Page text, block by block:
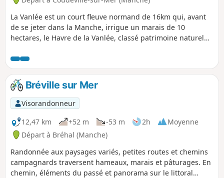
La Vanlée est un court fleuve normand de 16km qui, avant
de se jeter dans la Manche, irrigue un marais de 10
hectares, le Havre de la Vanlée, classé patrimoine naturel
salines, il est traversé par une route submersible
recouverte lors de fortes marées. Il y a été recensées
quelques 150 espèces d'oiseaux. On y trouve aussi des
moutons et des lapins !
Bréville sur Mer
Visorandonneur
12,47 km
+52 m -53 m 2h
Moyenne
Départ à Bréhal (Manche)
Randonnée aux paysages variés, petites routes et chemins
campagnards traversent hameaux, marais et pâturages. En
chemin, éléments du passé et panorama sur le littoral